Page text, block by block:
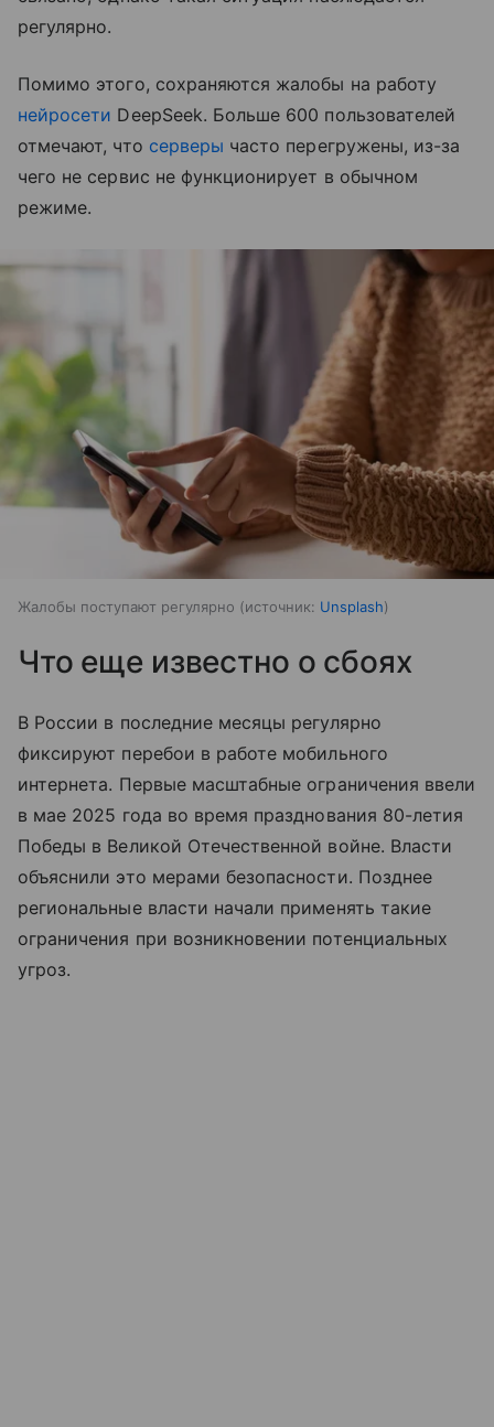
регулярно.
Помимо этого, сохраняются жалобы на работу
нейросети DeepSeek. Больше 600 пользователей
отмечают, что серверы часто перегружены, из-за
чего не сервис не функционирует в обычном
режиме.
Жалобы поступают регулярно источник: Unsplash
Что еще известно о сбоях
В России в последние месяцы регулярно
фиксируют перебои в работе мобильного
интернета. Первые масштабные ограничения ввели
в мае 2025 года во время празднования 80-летия
Победы в Великой Отечественной войне. Власти
объяснили это мерами безопасности. Позднее
региональные власти начали применять такие
ограничения при возникновении потенциальных
угроз.